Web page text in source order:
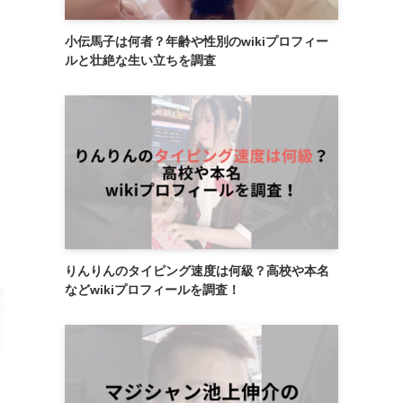
小伝馬子は何者？年齢や性別のwikiプロフィー
ルと壮絶な生い立ちを調査
りんりんのタイピング速度は何級？高校や本名
などwikiプロフィールを調査！